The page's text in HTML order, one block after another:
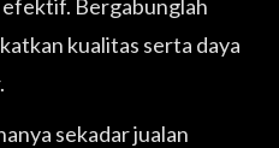
Bergabunglah
kualitas serta daya
sekadar jualan